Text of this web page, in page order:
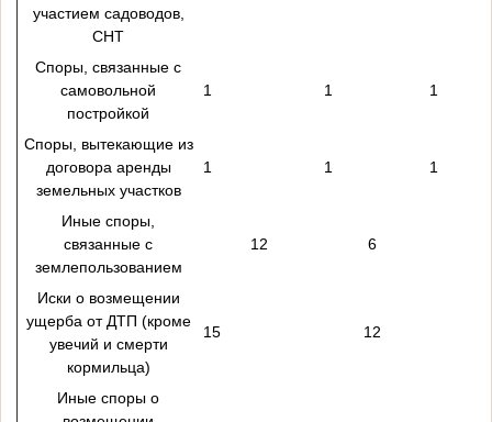
участием садоводов,
СНТ
Споры, связанные с
самовольной
постройкой
1 1 1
Споры, вытекающие из
договора аренды
земельных участков
1 1 1
Иные споры,
связанные с
землепользованием
12 6
Иски о возмещении
ущерба от ДТП (кроме
увечий и смерти
кормильца)
15 12
Иные споры о